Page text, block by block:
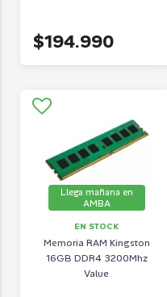
$194.990
Llega mañana en
AMBA
EN STOCK
Memoria RAM Kingston
16GB DDR4 3200Mhz
Value